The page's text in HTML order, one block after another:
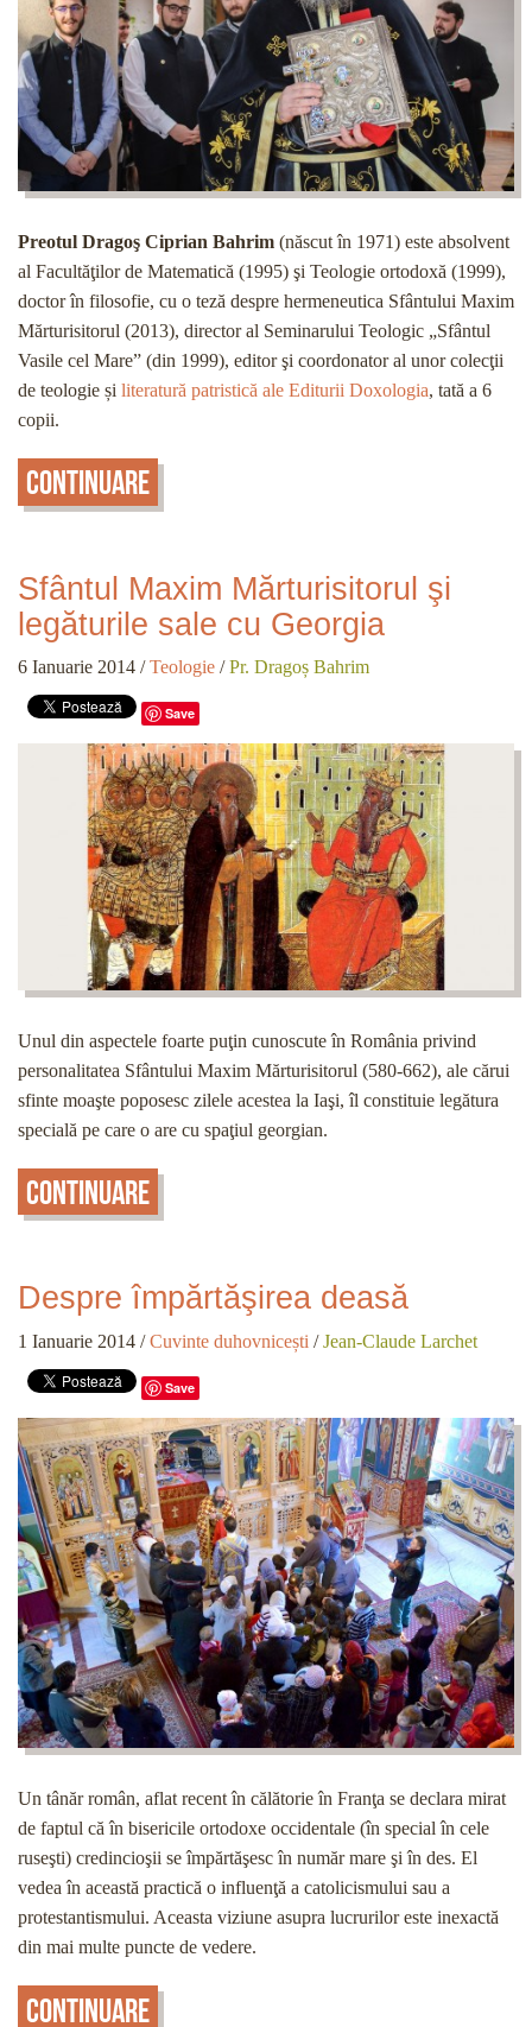
Preotul Dragoş Ciprian Bahrim (născut în 1971) este absolvent
al Facultăţilor de Matematică (1995) şi Teologie ortodoxă (1999),
doctor în filosofie, cu o teză despre hermeneutica Sfântului Maxim
Mărturisitorul (2013), director al Seminarului Teologic „Sfântul
Vasile cel Mare” (din 1999), editor şi coordonator al unor colecţii
de teologie și literatură patristică ale Editurii Doxologia, tată a 6
copii.
Continuare
Sfântul Maxim Mărturisitorul şi
legăturile sale cu Georgia
6 Ianuarie 2014 /Teologie /Pr. Dragoș Bahrim
Save
Unul din aspectele foarte puţin cunoscute în România privind
personalitatea Sfântului Maxim Mărturisitorul (580-662), ale cărui
sfinte moaşte poposesc zilele acestea la Iaşi, îl constituie legătura
specială pe care o are cu spaţiul georgian.
Continuare
Despre împărtăşirea deasă
1 Ianuarie 2014 /Cuvinte duhovnicești /Jean-Claude Larchet
Save
Un tânăr român, aflat recent în călătorie în Franţa se declara mirat
de faptul că în bisericile ortodoxe occidentale (în special în cele
ruseşti) credincioşii se împărtăşesc în număr mare şi în des. El
vedea în această practică o influenţă a catolicismului sau a
protestantismului. Aceasta viziune asupra lucrurilor este inexactă
din mai multe puncte de vedere.
Continuare